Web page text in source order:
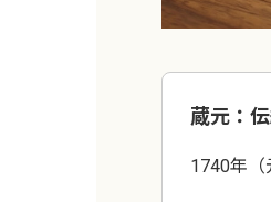
蔵元：
1740年（